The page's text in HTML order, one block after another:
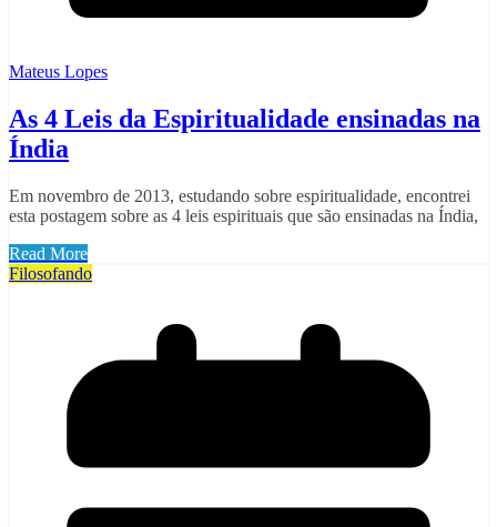
Mateus Lopes
As 4 Leis da Espiritualidade ensinadas na
Índia
Em novembro de 2013, estudando sobre espiritualidade, encontrei
esta postagem sobre as 4 leis espirituais que são ensinadas na Índia,
Read More
Filosofando